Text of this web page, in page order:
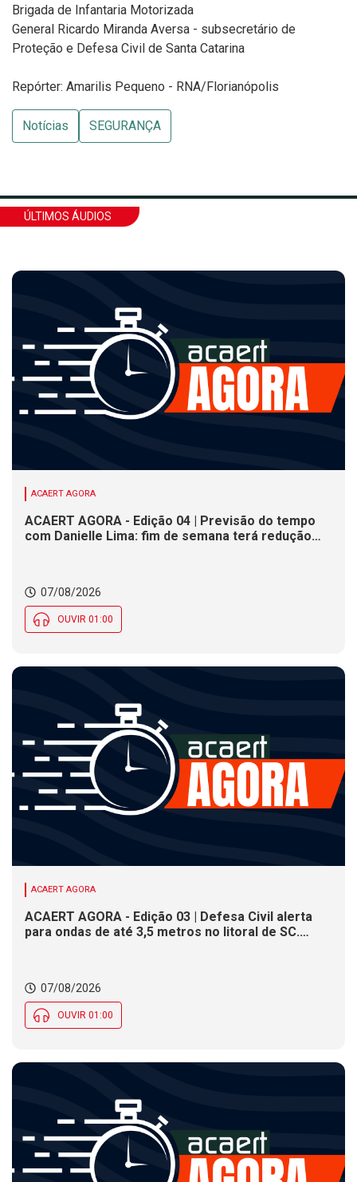
Brigada de Infantaria Motorizada
General Ricardo Miranda Aversa - subsecretário de
Proteção e Defesa Civil de Santa Catarina
Repórter: Amarilis Pequeno - RNA/Florianópolis
Notícias SEGURANÇA
ÚLTIMOS ÁUDIOS
ACAERT AGORA
ACAERT AGORA - Edição 04 | Previsão do tempo
com Danielle Lima: fim de semana terá redução
07/08/2026
OUVIR 01:00
ACAERT AGORA
ACAERT AGORA - Edição 03 | Defesa Civil alerta
para ondas de até 3,5 metros no litoral de SC.
07/08/2026
OUVIR 01:00